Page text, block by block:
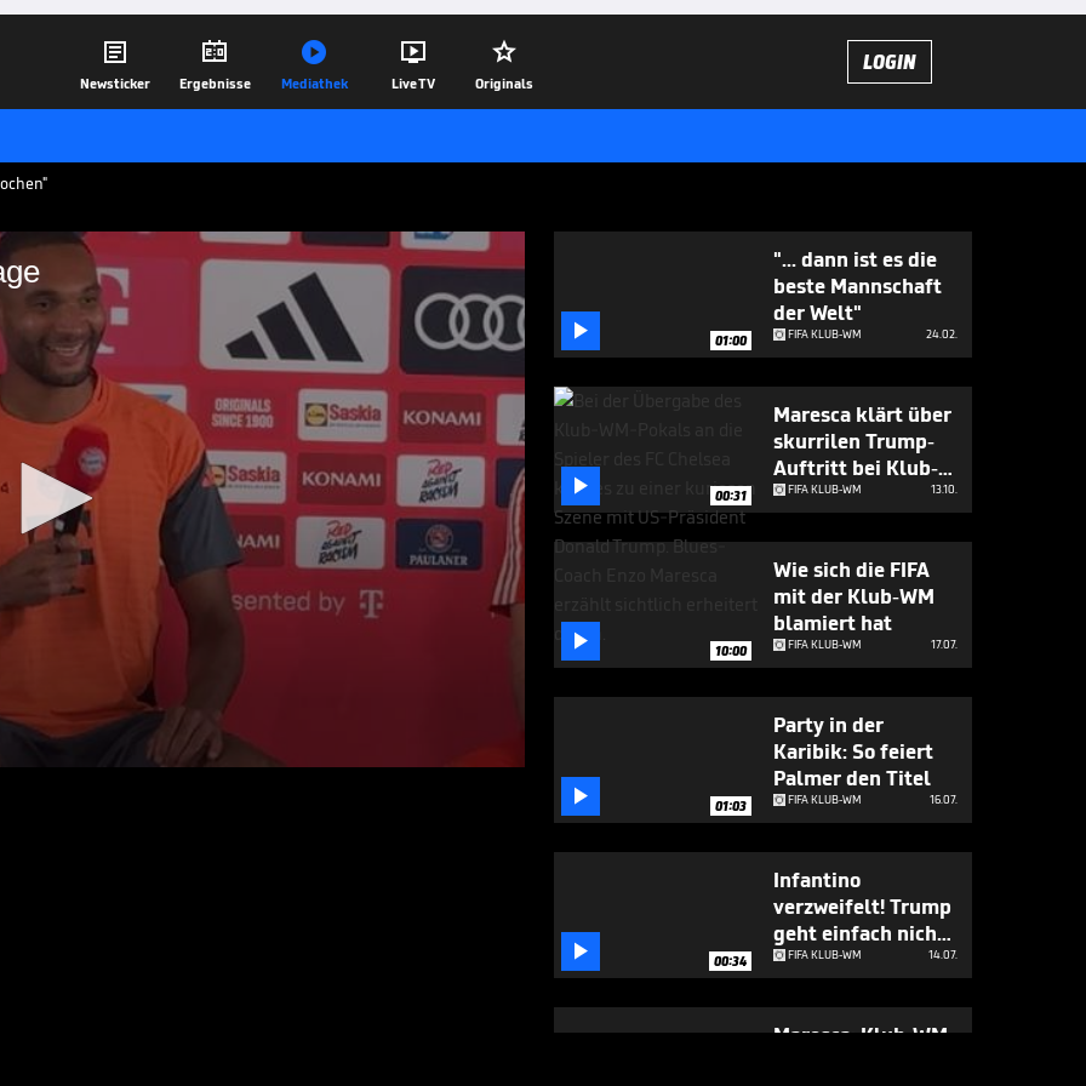

Newsticker

Ergebnisse

Mediathek

Live TV

Originals
LOGIN
Frage
von Bayer Leverkusen zum FC
nicht. Tah spricht über die
14.06.25
 01:00
"... dann ist es die
beste Mannschaft
der Welt"
FIFA KLUB-WM 24.02.
 00:31
Maresca klärt über
skurrilen Trump-
Auftritt bei Klub-
WM auf
FIFA KLUB-WM 13.10.
 10:00
Wie sich die FIFA
mit der Klub-WM
blamiert hat
FIFA KLUB-WM 17.07.
 01:03
Party in der
Karibik: So feiert
Palmer den Titel
FIFA KLUB-WM 16.07.
 00:34
Infantino
verzweifelt! Trump
geht einfach nicht
weg
FIFA KLUB-WM 14.07.
Maresca: Klub-WM